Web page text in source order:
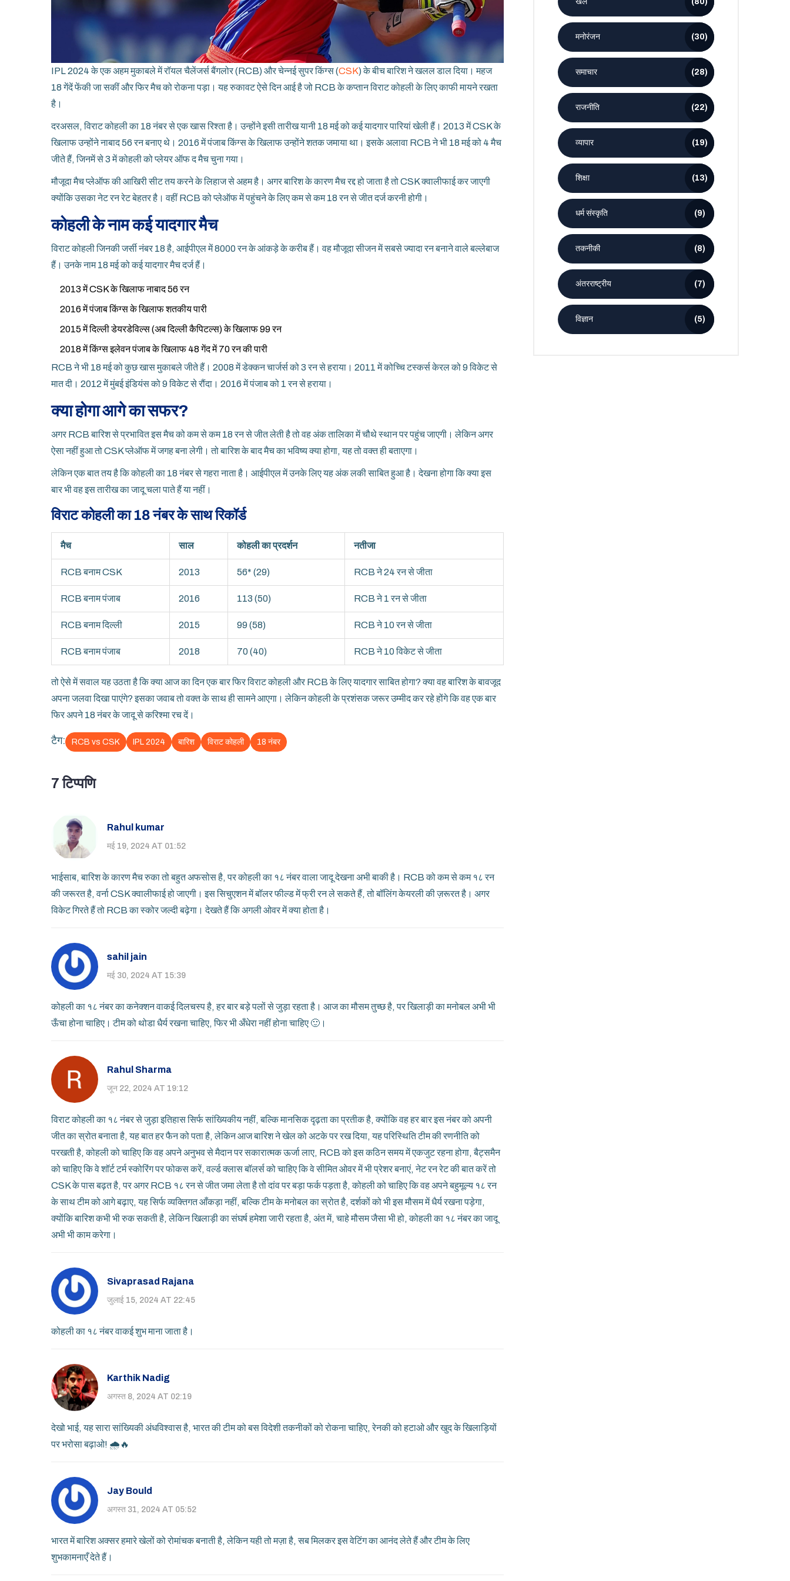
IPL 2024 के एक अहम मुकाबले में रॉयल चैलेंजर्स बैंगलोर (RCB) और चेन्नई सुपर किंग्स (CSK) के बीच बारिश ने खलल डाल दिया। महज
18 गेंदें फेंकी जा सकीं और फिर मैच को रोकना पड़ा। यह रुकावट ऐसे दिन आई है जो RCB के कप्तान विराट कोहली के लिए काफी मायने रखता
है।
दरअसल, विराट कोहली का 18 नंबर से एक खास रिश्ता है। उन्होंने इसी तारीख यानी 18 मई को कई यादगार पारियां खेली हैं। 2013 में CSK के
खिलाफ उन्होंने नाबाद 56 रन बनाए थे। 2016 में पंजाब किंग्स के खिलाफ उन्होंने शतक जमाया था। इसके अलावा RCB ने भी 18 मई को 4 मैच
जीते हैं, जिनमें से 3 में कोहली को प्लेयर ऑफ द मैच चुना गया।
मौजूदा मैच प्लेऑफ की आखिरी सीट तय करने के लिहाज से अहम है। अगर बारिश के कारण मैच रद्द हो जाता है तो CSK क्वालीफाई कर जाएगी
क्योंकि उसका नेट रन रेट बेहतर है। वहीं RCB को प्लेऑफ में पहुंचने के लिए कम से कम 18 रन से जीत दर्ज करनी होगी।
कोहली के नाम कई यादगार मैच
विराट कोहली जिनकी जर्सी नंबर 18 है, आईपीएल में 8000 रन के आंकड़े के करीब हैं। वह मौजूदा सीजन में सबसे ज्यादा रन बनाने वाले बल्लेबाज
हैं। उनके नाम 18 मई को कई यादगार मैच दर्ज हैं।
2013 में CSK के खिलाफ नाबाद 56 रन
2016 में पंजाब किंग्स के खिलाफ शतकीय पारी
2015 में दिल्ली डेयरडेविल्स (अब दिल्ली कैपिटल्स) के खिलाफ 99 रन
2018 में किंग्स इलेवन पंजाब के खिलाफ 48 गेंद में 70 रन की पारी
RCB ने भी 18 मई को कुछ खास मुकाबले जीते हैं। 2008 में डेक्कन चार्जर्स को 3 रन से हराया। 2011 में कोच्चि टस्कर्स केरल को 9 विकेट से
मात दी। 2012 में मुंबई इंडियंस को 9 विकेट से रौंदा। 2016 में पंजाब को 1 रन से हराया।
क्या होगा आगे का सफर?
अगर RCB बारिश से प्रभावित इस मैच को कम से कम 18 रन से जीत लेती है तो वह अंक तालिका में चौथे स्थान पर पहुंच जाएगी। लेकिन अगर
ऐसा नहीं हुआ तो CSK प्लेऑफ में जगह बना लेगी। तो बारिश के बाद मैच का भविष्य क्या होगा, यह तो वक्त ही बताएगा।
लेकिन एक बात तय है कि कोहली का 18 नंबर से गहरा नाता है। आईपीएल में उनके लिए यह अंक लकी साबित हुआ है। देखना होगा कि क्या इस
बार भी वह इस तारीख का जादू चला पाते हैं या नहीं।
विराट कोहली का 18 नंबर के साथ रिकॉर्ड
मैच साल कोहली का प्रदर्शन नतीजा
RCB बनाम CSK 2013 56* (29) RCB ने 24 रन से जीता
RCB बनाम पंजाब 2016 113 (50) RCB ने 1 रन से जीता
RCB बनाम दिल्ली 2015 99 (58) RCB ने 10 रन से जीता
RCB बनाम पंजाब 2018 70 (40) RCB ने 10 विकेट से जीता
तो ऐसे में सवाल यह उठता है कि क्या आज का दिन एक बार फिर विराट कोहली और RCB के लिए यादगार साबित होगा? क्या वह बारिश के बावजूद
अपना जलवा दिखा पाएंगे? इसका जवाब तो वक्त के साथ ही सामने आएगा। लेकिन कोहली के प्रशंसक जरूर उम्मीद कर रहे होंगे कि वह एक बार
फिर अपने 18 नंबर के जादू से करिश्मा रच दें।
टैग: RCB vs CSK IPL 2024 बारिश विराट कोहली 18 नंबर
7 टिप्पणि
Rahul kumar
मई 19, 2024 AT 01:52
भाईसाब, बारिश के कारण मैच रुका तो बहुत अफसोस है, पर कोहली का १८ नंबर वाला जादू देखना अभी बाकी है। RCB को कम से कम १८ रन
की जरूरत है, वर्ना CSK क्वालीफाई हो जाएगी। इस सिचुएशन में बॉलर फील्ड में फ्री रन ले सकते हैं, तो बॉलिंग केयरली की ज़रूरत है। अगर
विकेट गिरते हैं तो RCB का स्कोर जल्दी बढ़ेगा। देखते हैं कि अगली ओवर में क्या होता है।
sahil jain
मई 30, 2024 AT 15:39
कोहली का १८ नंबर का कनेक्शन वाकई दिलचस्प है, हर बार बड़े पलों से जुड़ा रहता है। आज का मौसम तुच्छ है, पर खिलाड़ी का मनोबल अभी भी
ऊँचा होना चाहिए। टीम को थोडा धैर्य रखना चाहिए, फिर भी अँधेरा नहीं होना चाहिए 🙂।
Rahul Sharma
जून 22, 2024 AT 19:12
विराट कोहली का १८ नंबर से जुड़ा इतिहास सिर्फ सांख्यिकीय नहीं, बल्कि मानसिक दृढ़ता का प्रतीक है, क्योंकि वह हर बार इस नंबर को अपनी
जीत का स्रोत बनाता है, यह बात हर फैन को पता है, लेकिन आज बारिश ने खेल को अटके पर रख दिया, यह परिस्थिति टीम की रणनीति को
परखती है, कोहली को चाहिए कि वह अपने अनुभव से मैदान पर सकारात्मक ऊर्जा लाए, RCB को इस कठिन समय में एकजुट रहना होगा, बैट्समैन
को चाहिए कि वे शॉर्ट टर्म स्कोरिंग पर फोकस करें, वर्ल्ड क्लास बॉलर्स को चाहिए कि वे सीमित ओवर में भी प्रेशर बनाएं, नेट रन रेट की बात करें तो
CSK के पास बढ़त है, पर अगर RCB १८ रन से जीत जमा लेता है तो दांव पर बड़ा फर्क पड़ता है, कोहली को चाहिए कि वह अपने बहुमूल्य १८ रन
के साथ टीम को आगे बढ़ाए, यह सिर्फ व्यक्तिगत आँकड़ा नहीं, बल्कि टीम के मनोबल का स्रोत है, दर्शकों को भी इस मौसम में धैर्य रखना पड़ेगा,
क्योंकि बारिश कभी भी रुक सकती है, लेकिन खिलाड़ी का संघर्ष हमेशा जारी रहता है, अंत में, चाहे मौसम जैसा भी हो, कोहली का १८ नंबर का जादू
अभी भी काम करेगा।
Sivaprasad Rajana
जुलाई 15, 2024 AT 22:45
कोहली का १८ नंबर वाकई शुभ माना जाता है।
Karthik Nadig
अगस्त 8, 2024 AT 02:19
देखो भाई, यह सारा सांख्यिकी अंधविश्वास है, भारत की टीम को बस विदेशी तकनीकों को रोकना चाहिए, रेनकी को हटाओ और खुद के खिलाड़ियों
पर भरोसा बढ़ाओ! 🌧️🔥
Jay Bould
अगस्त 31, 2024 AT 05:52
भारत में बारिश अक्सर हमारे खेलों को रोमांचक बनाती है, लेकिन यही तो मज़ा है, सब मिलकर इस वेटिंग का आनंद लेते हैं और टीम के लिए
शुभकामनाएँ देते हैं।
मनोरंजन (30)
समाचार (28)
राजनीति (22)
व्यापार (19)
शिक्षा (13)
धर्म संस्कृति (9)
तकनीकी (8)
अंतरराष्ट्रीय (7)
विज्ञान (5)